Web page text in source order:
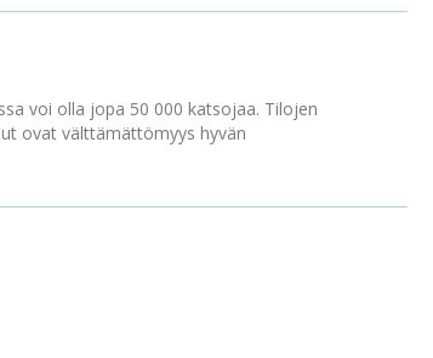
voi olla jopa 50 000 katsojaa. Tilojen
ovat välttämättömyys hyvän